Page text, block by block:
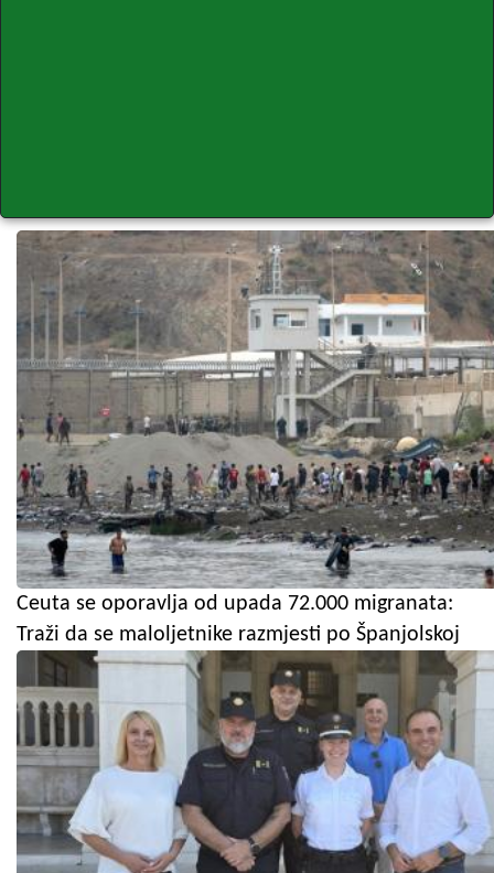
Ceuta se oporavlja od upada 72.000 migranata:
Traži da se maloljetnike razmjesti po Španjolskoj